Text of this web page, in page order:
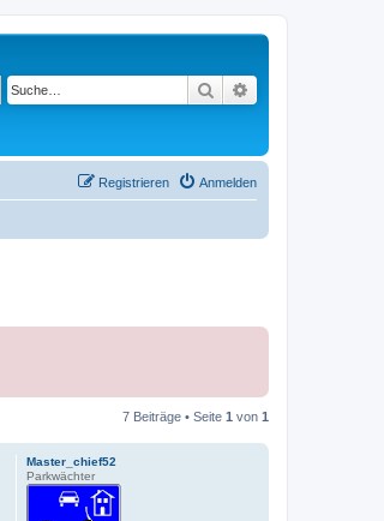
Suche
Suchen
Anmelden
Registrieren
7 Beiträge • Seite 1 von 1
Master_chief52
Parkwächter